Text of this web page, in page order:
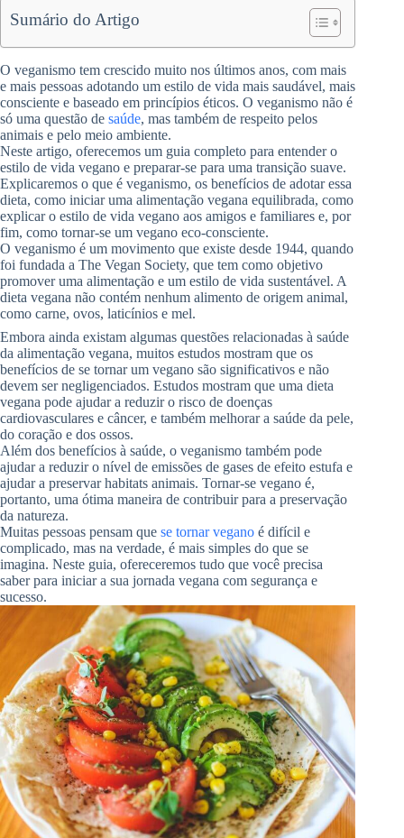
Sumário do Artigo
O veganismo tem crescido muito nos últimos anos, com mais
e mais pessoas adotando um estilo de vida mais saudável, mais
consciente e baseado em princípios éticos. O veganismo não é
só uma questão de saúde, mas também de respeito pelos
animais e pelo meio ambiente.
Neste artigo, oferecemos um guia completo para entender o
estilo de vida vegano e preparar-se para uma transição suave.
Explicaremos o que é veganismo, os benefícios de adotar essa
dieta, como iniciar uma alimentação vegana equilibrada, como
explicar o estilo de vida vegano aos amigos e familiares e, por
fim, como tornar-se um vegano eco-consciente.
O veganismo é um movimento que existe desde 1944, quando
foi fundada a The Vegan Society, que tem como objetivo
promover uma alimentação e um estilo de vida sustentável. A
dieta vegana não contém nenhum alimento de origem animal,
como carne, ovos, laticínios e mel.
Embora ainda existam algumas questões relacionadas à saúde
da alimentação vegana, muitos estudos mostram que os
benefícios de se tornar um vegano são significativos e não
devem ser negligenciados. Estudos mostram que uma dieta
vegana pode ajudar a reduzir o risco de doenças
cardiovasculares e câncer, e também melhorar a saúde da pele,
do coração e dos ossos.
Além dos benefícios à saúde, o veganismo também pode
ajudar a reduzir o nível de emissões de gases de efeito estufa e
ajudar a preservar habitats animais. Tornar-se vegano é,
portanto, uma ótima maneira de contribuir para a preservação
da natureza.
Muitas pessoas pensam que se tornar vegano é difícil e
complicado, mas na verdade, é mais simples do que se
imagina. Neste guia, ofereceremos tudo que você precisa
saber para iniciar a sua jornada vegana com segurança e
sucesso.